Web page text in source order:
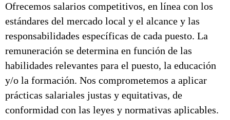
Ofrecemos salarios competitivos, en línea con los
estándares del mercado local y el alcance y las
responsabilidades específicas de cada puesto. La
remuneración se determina en función de las
habilidades relevantes para el puesto, la educación
y/o la formación. Nos comprometemos a aplicar
prácticas salariales justas y equitativas, de
conformidad con las leyes y normativas aplicables.